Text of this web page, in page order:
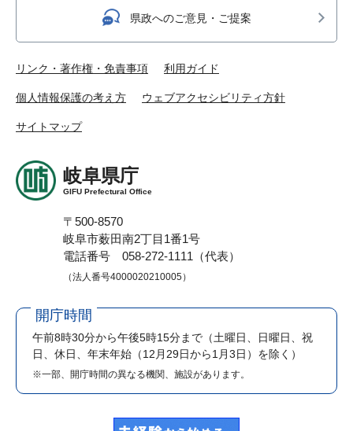
県政へのご意見・ご提案
リンク・著作権・免責事項 利用ガイド
個人情報保護の考え方 ウェブアクセシビリティ方針
サイトマップ
岐阜県庁
GIFU Prefectural Office
〒500-8570
岐阜市薮田南2丁目1番1号
電話番号 058-272-1111（代表）
（法人番号4000020210005）
開庁時間
午前8時30分から午後5時15分まで （土曜日、日曜日、祝
日、休日、年末年始（12月29日から1月3日）を除く）
※一部、開庁時間の異なる機関、施設があります。